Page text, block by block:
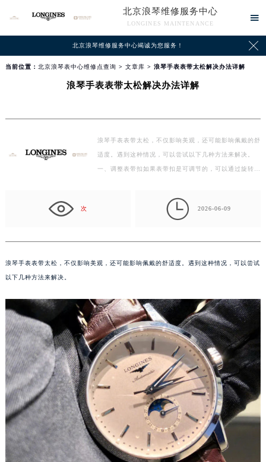
北京浪琴维修服务中心
LONGINES MAINTENANCE

北京浪琴维修服务中心竭诚为您服务！ 
当前位置： 北京浪琴表中心维修点查询 > 文章库 > 浪琴手表表带太松解决办法详解
浪琴手表表带太松解决办法详解
浪琴手表表带太松，不仅影响美观，还可能影响佩戴的舒
适度。遇到这种情况，可以尝试以下几种方法来解决。
一、调整表带扣如果表带扣是可调节的，可以通过旋转或
次  2026-06-09
浪琴手表表带太松，不仅影响美观，还可能影响佩戴的舒适度。遇到这种情况，可以尝试
以下几种方法来解决。